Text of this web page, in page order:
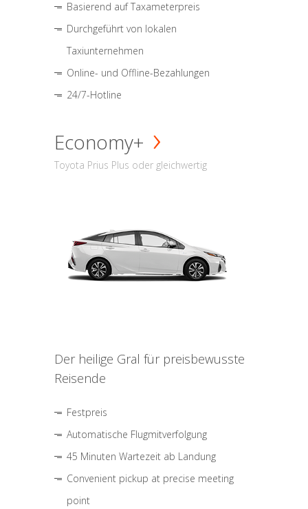
Basierend auf Taxameterpreis
Durchgeführt von lokalen
Taxiunternehmen
Online- und Offline-Bezahlungen
24/7-Hotline
Economy+
Toyota Prius Plus oder gleichwertig
Der heilige Gral für preisbewusste
Reisende
Festpreis
Automatische Flugmitverfolgung
45 Minuten Wartezeit ab Landung
Convenient pickup at precise meeting
point